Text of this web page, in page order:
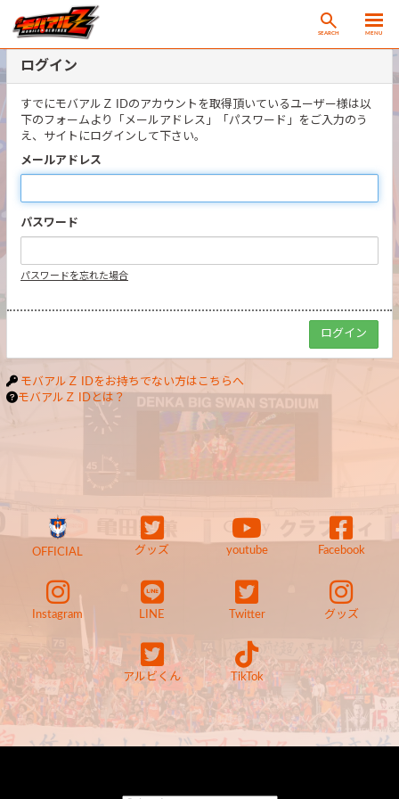
SEARCH MENU
ログイン
すでにモバアルＺ IDのアカウントを取得頂いているユーザー様は以
下のフォームより「メールアドレス」「パスワード」をご入力のう
え、サイトにログインして下さい。
メールアドレス
パスワード
パスワードを忘れた場合
モバアルＺ IDをお持ちでない方はこちらへ
モバアルＺ IDとは？
OFFICIAL グッズ youtube Facebook
Instagram LINE Twitter グッズ
アルビくん TikTok